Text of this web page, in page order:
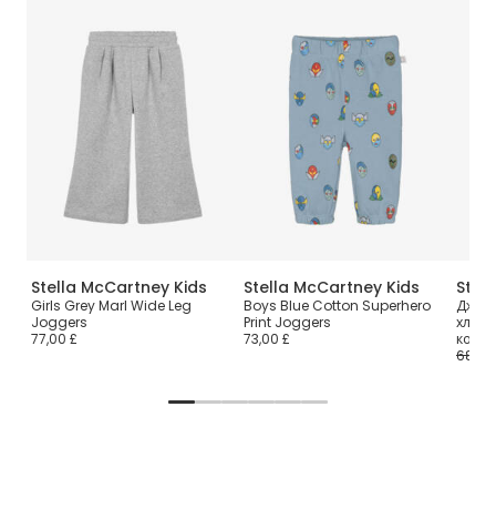
Stella McCartney Kids
Girls Grey Marl Wide Leg
Joggers
77,00 £
Stella McCartney Kids
Boys Blue Cotton Superhero
Print Joggers
73,00 £
68,00